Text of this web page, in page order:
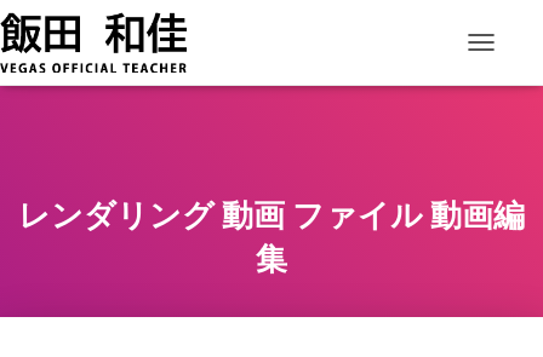
レンダリング 動画 ファイル 動画編
集